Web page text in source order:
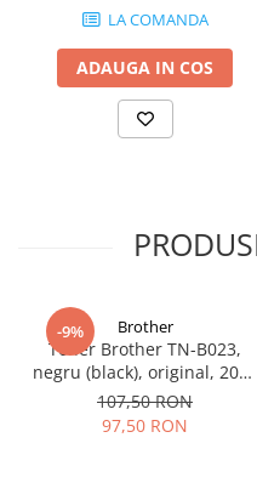
Ventilatoare
Pasta termica
Placi video profesionale
SSD-uri externe
Periferice PC
Mouse
Tastaturi
Kit mouse si tastatura
Fax, Duplex
LA COMANDA
ADAUGA IN COS
-9% Brother
Toner Brother TN-B023,
negru (black), original, 2000
pagini
107,50 RON
97,50 RON